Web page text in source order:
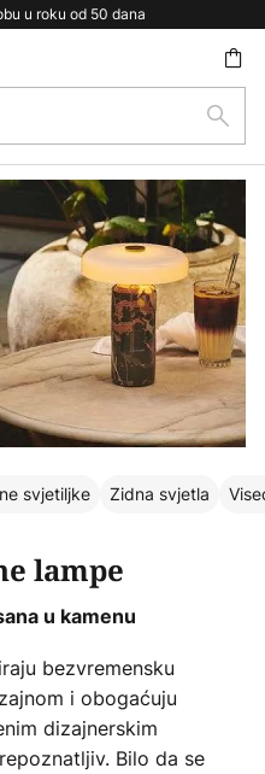
kupnju iznad 69 €
traži
svjetiljke Zidna svjetla
lampe
u kamenu
bezvremensku
i obogaćuju
dizajnerskim
Bilo da se